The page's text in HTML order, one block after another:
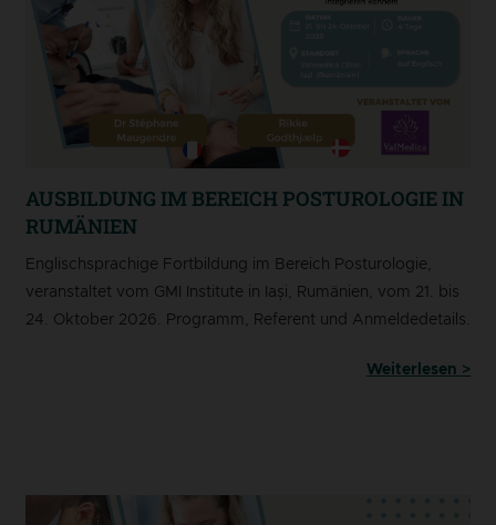
AUSBILDUNG IM BEREICH POSTUROLOGIE IN
RUMÄNIEN
Englischsprachige Fortbildung im Bereich Posturologie,
veranstaltet vom GMI Institute in Iași, Rumänien, vom 21. bis
24. Oktober 2026. Programm, Referent und Anmeldedetails.
Weiterlesen >